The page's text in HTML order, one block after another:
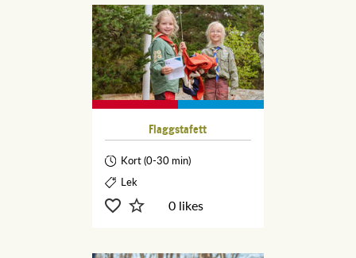
Flaggstafett
Kort (0-30 min)
Lek
0 likes